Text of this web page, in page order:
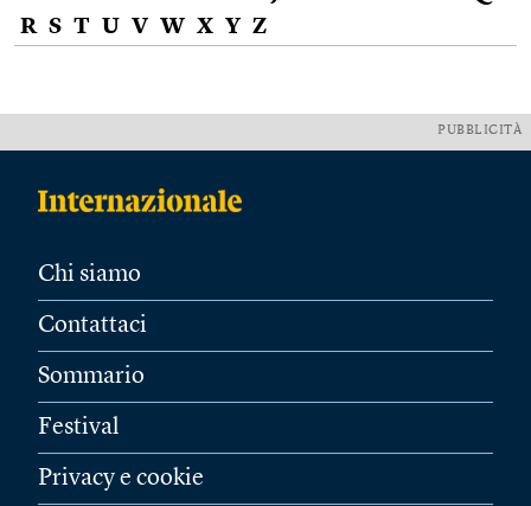
R S T U V W X Y Z
PUBBLICITÀ
Chi siamo
Contattaci
Sommario
Festival
Privacy e cookie